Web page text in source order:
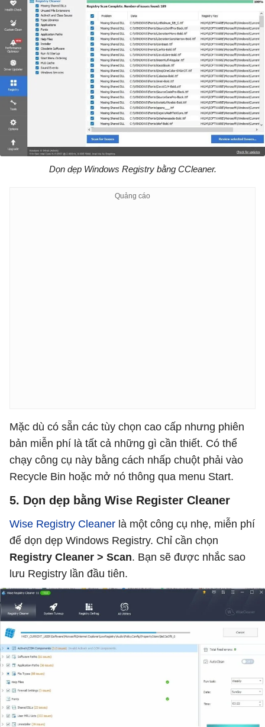
Dọn dẹp Windows Registry bằng CCleaner.
Mặc dù có sẵn các tùy chọn cao cấp nhưng phiên
bản miễn phí là tất cả những gì cần thiết. Có thể
chạy công cụ này bằng cách nhấp chuột phải vào
Recycle Bin hoặc mở nó thông qua menu Start.
5. Dọn dẹp bằng Wise Register Cleaner
Wise Registry Cleaner là một công cụ nhẹ, miễn phí
để dọn dẹp Windows Registry. Chỉ cần chọn
Registry Cleaner > Scan. Bạn sẽ được nhắc sao
lưu Registry lần đầu tiên.